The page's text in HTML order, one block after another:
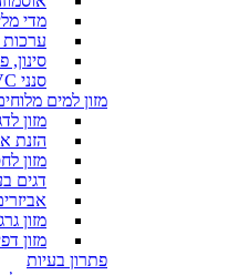
מדי
ערכות
סינון,
סנני UVC
מזון למים
מזון
הזנת
מזון
דגים
מזון
מזון
פתרון בעיות